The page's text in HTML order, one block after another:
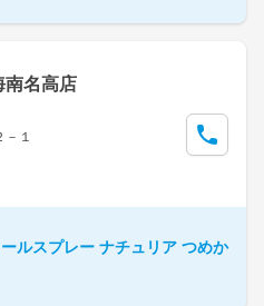
南名高店
１
ルスプレー ナチュリア つめか